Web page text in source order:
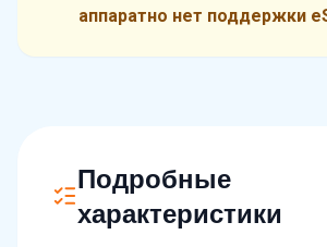
аппаратно нет поддержки
Подробные
характеристики